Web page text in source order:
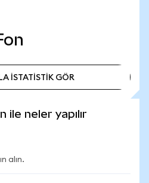
İSTATİSTİK GÖR
ile neler yapılır
alın.